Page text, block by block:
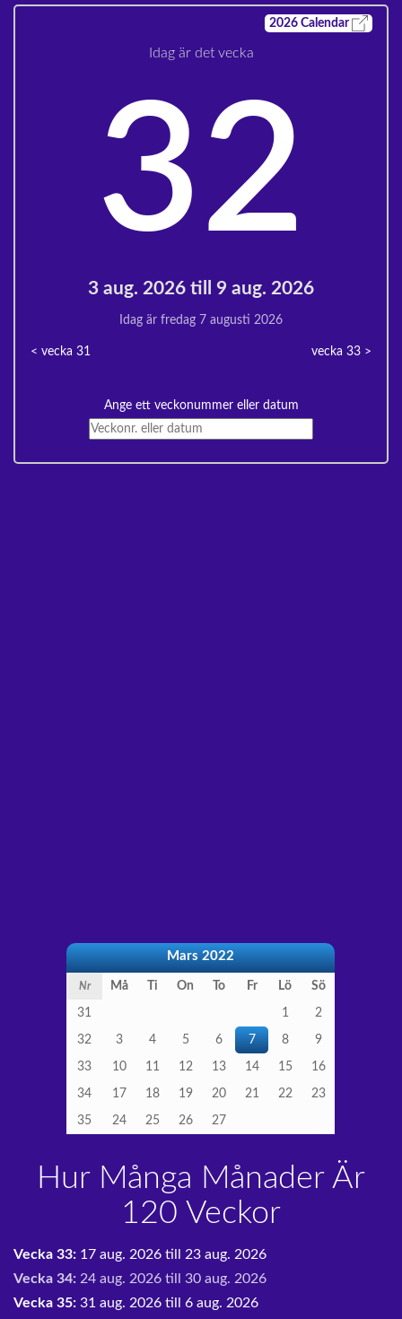
2026 Calendar
Idag är det vecka
32
3 aug. 2026 till 9 aug. 2026
Idag är fredag 7 augusti 2026
< vecka31 vecka 33>
Ange ett veckonummer eller datum
Mars 2022
Nr Må Ti On To Fr Lö Sö
31 1 2
32 3 4 5 6 7 8 9
33 10 11 12 13 14 15 16
34 17 18 19 20 21 22 23
35 24 25 26 27
Hur Många Månader Är
120 Veckor
Vecka 33: 17 aug. 2026 till 23 aug. 2026
Vecka 34: 24 aug. 2026 till 30 aug. 2026
Vecka 35: 31 aug. 2026 till 6 aug. 2026